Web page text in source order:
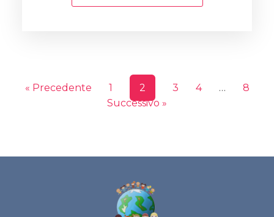
« Precedente 1 2 3 4 …
8
Successivo »